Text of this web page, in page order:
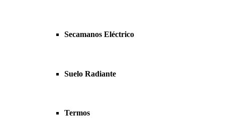
Secamanos Eléctrico
Suelo Radiante
Termos